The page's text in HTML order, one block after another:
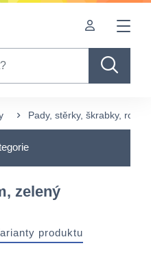
Pady, stěrky, škrabky,
zelený
produktu